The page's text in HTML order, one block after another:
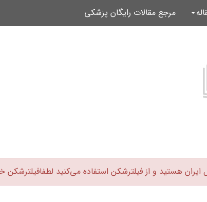
مرجع مقالات رایگان پزشکی
ایران هستید و از فیلترشکن استفاده می‌کنید